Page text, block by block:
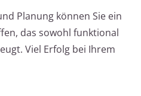
Planung können Sie ein
das sowohl funktional
Viel Erfolg bei Ihrem